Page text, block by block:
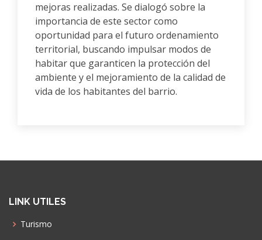
mejoras realizadas. Se dialogó sobre la
importancia de este sector como
oportunidad para el futuro ordenamiento
territorial, buscando impulsar modos de
habitar que garanticen la protección del
ambiente y el mejoramiento de la calidad de
vida de los habitantes del barrio.
LINK UTILES
Turismo